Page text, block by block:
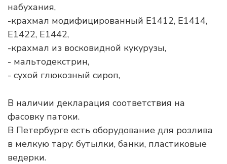
набухания,
-крахмал модифицированный Е1412, Е1414,
Е1422, Е1442,
-крахмал из восковидной кукурузы,
- мальтодекстрин,
- сухой глюкозный сироп,
В наличии декларация соответствия на
фасовку патоки.
В Петербурге есть оборудование для розлива
в мелкую тару: бутылки, банки, пластиковые
ведерки.